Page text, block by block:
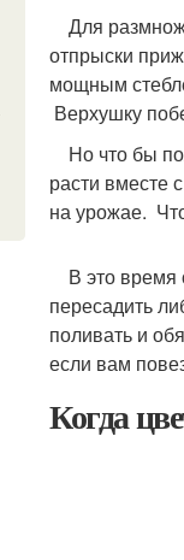
Для
отпрыски
мощным
Верхушку
Но что бы
расти вместе
на урожае.
В это время
пересадить
поливать и
если вам
Когда